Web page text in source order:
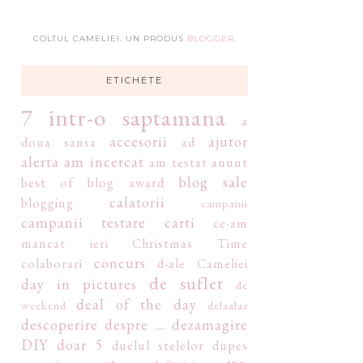
COLTUL CAMELIEI. UN PRODUS BLOGGER
ETICHETE
7 intr-o saptamana
a
doua sansa
accesorii ad
ajutor
alerta am incercat am testat anunt
best of
blog award blog sale
blogging calatorii campanii
campanii testare carti
ce-am
mancat ieri
Christmas Time
colaborari
concurs d-ale Cameliei
day in pictures de suflet
de
weekend
deal of the day delaalaz
descoperire despre ... dezamagire
DIY doar 5 duelul stelelor dupes